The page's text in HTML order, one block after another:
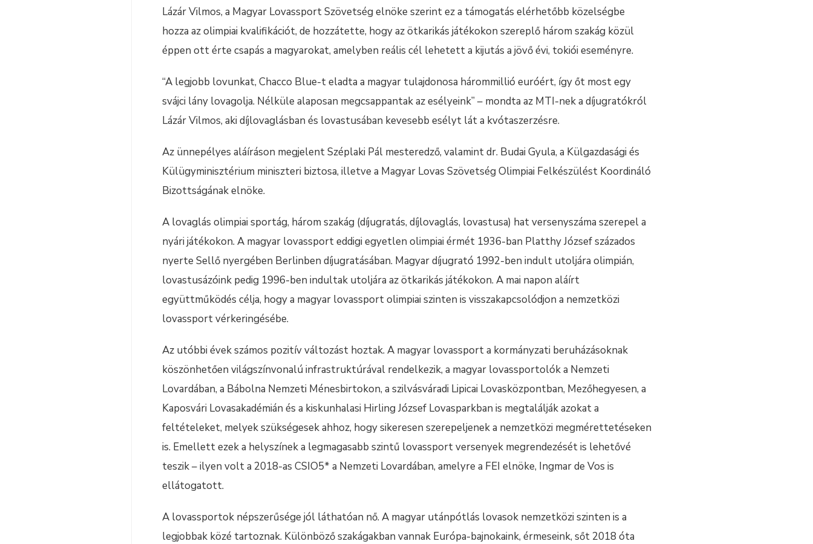
Lázár Vilmos, a Magyar Lovassport Szövetség elnöke szerint ez a támogatás elérhetőbb közelségbe
hozza az olimpiai kvalifikációt, de hozzátette, hogy az ötkarikás játékokon szereplő három szakág közül
éppen ott érte csapás a magyarokat, amelyben reális cél lehetett a kijutás a jövő évi, tokiói eseményre.
“A legjobb lovunkat, Chacco Blue-t eladta a magyar tulajdonosa hárommillió euróért, így őt most egy
svájci lány lovagolja. Nélküle alaposan megcsappantak az esélyeink” – mondta az MTI-nek a díjugratókról
Lázár Vilmos, aki díjlovaglásban és lovastusában kevesebb esélyt lát a kvótaszerzésre.
Az ünnepélyes aláíráson megjelent Széplaki Pál mesteredző, valamint dr. Budai Gyula, a Külgazdasági és
Külügyminisztérium miniszteri biztosa, illetve a Magyar Lovas Szövetség Olimpiai Felkészülést Koordináló
Bizottságának elnöke.
A lovaglás olimpiai sportág, három szakág (díjugratás, díjlovaglás, lovastusa) hat versenyszáma szerepel a
nyári játékokon. A magyar lovassport eddigi egyetlen olimpiai érmét 1936-ban Platthy József százados
nyerte Sellő nyergében Berlinben díjugratásában. Magyar díjugrató 1992-ben indult utoljára olimpián,
lovastusázóink pedig 1996-ben indultak utoljára az ötkarikás játékokon. A mai napon aláírt
együttműködés célja, hogy a magyar lovassport olimpiai szinten is visszakapcsolódjon a nemzetközi
lovassport vérkeringésébe.
Az utóbbi évek számos pozitív változást hoztak. A magyar lovassport a kormányzati beruházásoknak
köszönhetően világszínvonalú infrastruktúrával rendelkezik, a magyar lovassportolók a Nemzeti
Lovardában, a Bábolna Nemzeti Ménesbirtokon, a szilvásváradi Lipicai Lovasközpontban, Mezőhegyesen, a
Kaposvári Lovasakadémián és a kiskunhalasi Hirling József Lovasparkban is megtalálják azokat a
feltételeket, melyek szükségesek ahhoz, hogy sikeresen szerepeljenek a nemzetközi megmérettetéseken
is. Emellett ezek a helyszínek a legmagasabb szintű lovassport versenyek megrendezését is lehetővé
teszik – ilyen volt a 2018-as CSIO5* a Nemzeti Lovardában, amelyre a FEI elnöke, Ingmar de Vos is
ellátogatott.
A lovassportok népszerűsége jól láthatóan nő. A magyar utánpótlás lovasok nemzetközi szinten is a
legjobbak közé tartoznak. Különböző szakágakban vannak Európa-bajnokaink, érmeseink, sőt 2018 óta